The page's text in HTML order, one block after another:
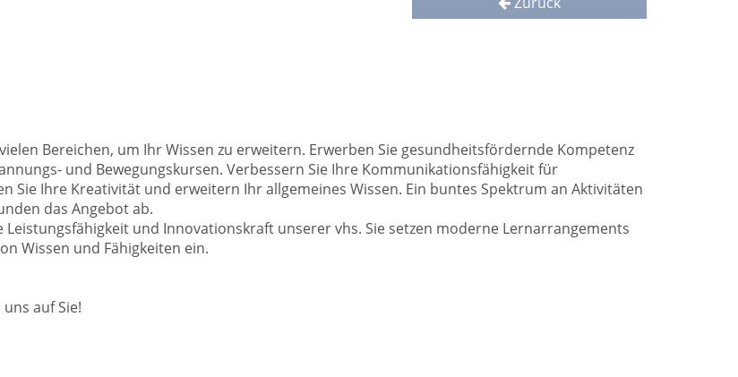
Bereichen, um Ihr Wissen zu erweitern. Erwerben Sie gesundheitsfördernde Kompetenz
und Bewegungskursen. Verbessern Sie Ihre Kommunikationsfähigkeit für
Sie Ihre Kreativität und erweitern Ihr allgemeines Wissen. Ein buntes Spektrum an Aktivitäten
das Angebot ab.
und Innovationskraft unserer vhs. Sie setzen moderne Lernarrangements
Wissen und Fähigkeiten ein.
auf Sie!